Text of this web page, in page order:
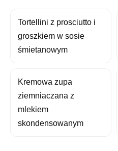
Tortellini z prosciutto i
groszkiem w sosie
śmietanowym
Kremowa zupa
ziemniaczana z
mlekiem
skondensowanym